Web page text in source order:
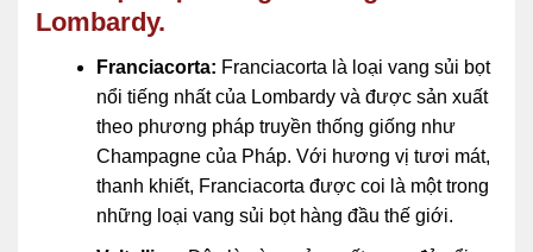
Lombardy.
Franciacorta: Franciacorta là loại vang sủi bọt
nổi tiếng nhất của Lombardy và được sản xuất
theo phương pháp truyền thống giống như
Champagne của Pháp. Với hương vị tươi mát,
thanh khiết, Franciacorta được coi là một trong
những loại vang sủi bọt hàng đầu thế giới.